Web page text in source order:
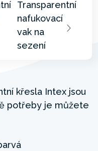
křesla Intex jsou
potřeby je můžete